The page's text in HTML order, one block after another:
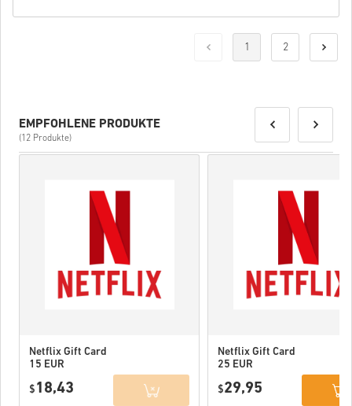
1 2
EMPFOHLENE PRODUKTE
(12 Produkte)
Netflix Gift Card
15 EUR
$ 18,43
Netflix Gift Card
25 EUR
$29,95